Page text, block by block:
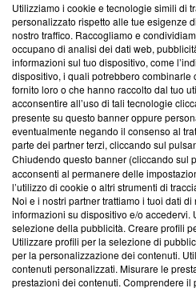
Questa sezione offre informazioni
News, sui nostri processi
creare news di qualità. Inoltre,
‘Trust Project - News with Integrity’
ancora membro del programma,
parte; Trust Project non ha
conformità agli standard.
Su di noi
Team editoriale
Corporate
Redazione
Informativa Privacy
Utilizziamo i cookie e tecnologie simili di
personalizzato rispetto alle tue esigenze
nostro traffico. Raccogliamo e
occupano di analisi dei dati web,
informazioni sul tuo dispositivo, come
dispositivo, i quali potrebbero combinarle
fornito loro o che hanno raccolto dal tuo
acconsentire all’uso di tali tecnologie
presente su questo banner oppure
eventualmente negando il consenso al
parte dei partner terzi, cliccando sul
Chiudendo questo banner (cliccando sul
acconsenti al permanere delle
l’utilizzo di cookie o altri strumenti di
Noi e i nostri partner trattiamo i tuoi dati
informazioni su dispositivo e/o accedervi.
selezione della pubblicità. Creare profili
Utilizzare profili per la selezione di
per la personalizzazione dei contenuti.
contenuti personalizzati. Misurare le
prestazioni dei contenuti. Comprendere il